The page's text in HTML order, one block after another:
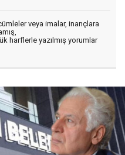
veya imalar, inançlara
harflerle yazılmış yorumlar